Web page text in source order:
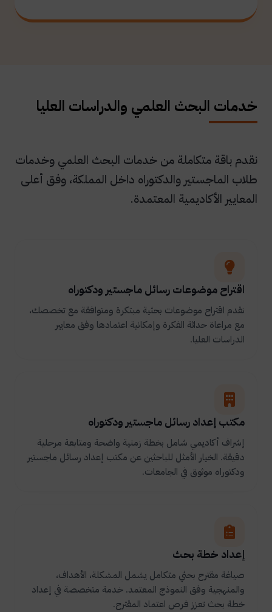
خدمات البحث العلمي والدراسات العليا
نقدم باقة متكاملة من خدمات البحث العلمي وخدمات
طلاب الماجستير والدكتوراه داخل المملكة، وفق أعلى
المعايير الأكاديمية المعتمدة.
اقتراح موضوعات رسائل ماجستير ودكتوراه
نقدم اقتراح موضوعات بحثية مبتكرة ومتوافقة مع تخصصك،
مع مراعاة حداثة الفكرة وإمكانية اعتمادها وفق معايير
الدراسات العليا.
مكتب إعداد رسائل ماجستير ودكتوراه
إشراف أكاديمي شامل بخطة زمنية واضحة ومتابعة مرحلية
دقيقة. الخيار الأمثل للباحثين عن مكتب إعداد رسائل ماجستير
ودكتوراه موثوق في الجامعات.
إعداد خطة بحث
صياغة مقترح بحثي متكامل يشمل المشكلة، الأهداف،
والمنهجية وفق النموذج المعتمد. خدمة متخصصة في إعداد
خطة بحث تعزز فرص اعتماد المقترح.